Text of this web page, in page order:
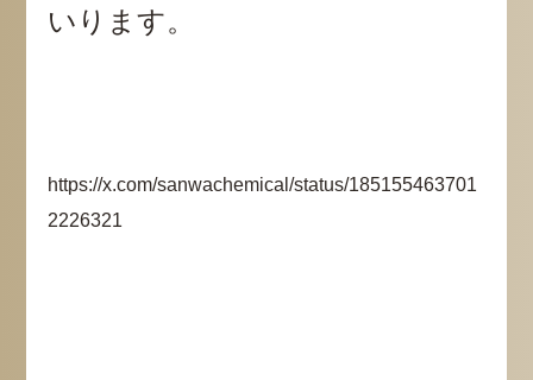
いります。
https://x.com/sanwachemical/status/185155463701
2226321